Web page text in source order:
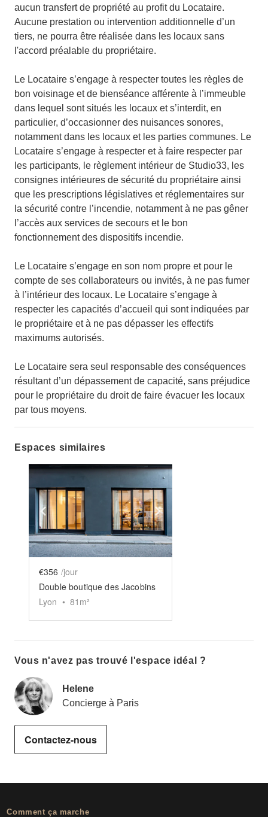
aucun transfert de propriété au profit du Locataire.
Aucune prestation ou intervention additionnelle d’un
tiers, ne pourra être réalisée dans les locaux sans
l'accord préalable du propriétaire.
Le Locataire s’engage à respecter toutes les règles de
bon voisinage et de bienséance afférente à l’immeuble
dans lequel sont situés les locaux et s’interdit, en
particulier, d’occasionner des nuisances sonores,
notamment dans les locaux et les parties communes. Le
Locataire s’engage à respecter et à faire respecter par
les participants, le règlement intérieur de Studio33, les
consignes intérieures de sécurité du propriétaire ainsi
que les prescriptions législatives et réglementaires sur
la sécurité contre l’incendie, notamment à ne pas gêner
l’accès aux services de secours et le bon
fonctionnement des dispositifs incendie.
Le Locataire s’engage en son nom propre et pour le
compte de ses collaborateurs ou invités, à ne pas fumer
à l’intérieur des locaux. Le Locataire s’engage à
respecter les capacités d’accueil qui sont indiquées par
le propriétaire et à ne pas dépasser les effectifs
maximums autorisés.
Le Locataire sera seul responsable des conséquences
résultant d’un dépassement de capacité, sans préjudice
pour le propriétaire du droit de faire évacuer les locaux
par tous moyens.
Espaces similaires
Show previous slide
€356 /jour
Double boutique des Jacobins
Lyon • 81 m²
Vous n'avez pas trouvé l'espace idéal ?
Helene
Concierge à Paris
Contactez-nous
Comment ça marche